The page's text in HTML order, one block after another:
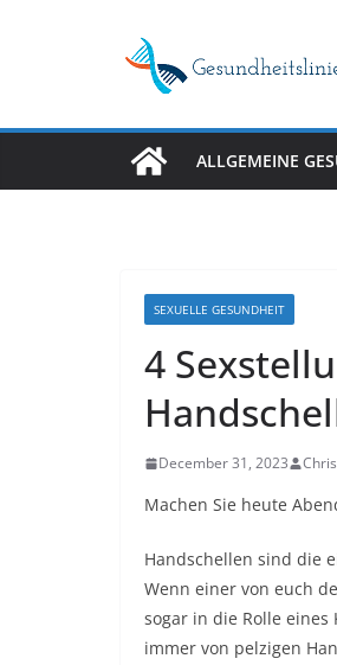
ALLGEMEINE
SEXUELLE GESUNDHEIT
4
December 31, 2023
Machen Sie heute
Handschellen sind die
Wenn einer von euch
sogar in die Rolle
immer von pelzigen